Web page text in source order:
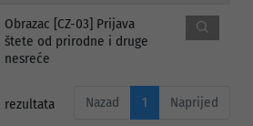
Obrazac [CZ-03] Prijava
štete od prirodne i druge
nesreće
rezultata Nazad 1 Naprijed